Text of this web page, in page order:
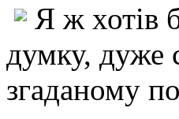
Я ж хотів
думку, дуже
згаданому